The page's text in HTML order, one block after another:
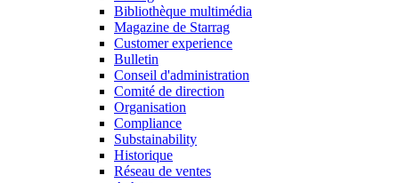
Bibliothèque multimédia
Magazine de Starrag
Customer experience
Bulletin
Conseil d'administration
Comité de direction
Organisation
Compliance
Substainability
Historique
Réseau de ventes